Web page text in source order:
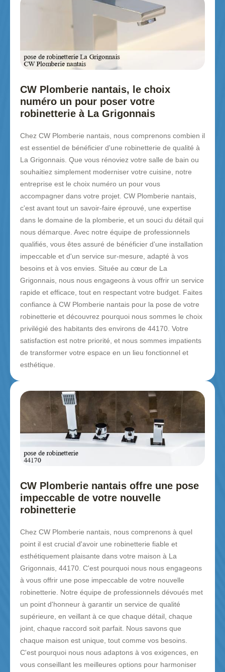
CW Plomberie nantais, le choix
numéro un pour poser votre
robinetterie à La Grigonnais
Chez CW Plomberie nantais, nous comprenons combien il
est essentiel de bénéficier d'une robinetterie de qualité à
La Grigonnais. Que vous rénoviez votre salle de bain ou
souhaitiez simplement moderniser votre cuisine, notre
entreprise est le choix numéro un pour vous
accompagner dans votre projet. CW Plomberie nantais,
c'est avant tout un savoir-faire éprouvé, une expertise
dans le domaine de la plomberie, et un souci du détail qui
nous démarque. Avec notre équipe de professionnels
qualifiés, vous êtes assuré de bénéficier d'une installation
impeccable et d'un service sur-mesure, adapté à vos
besoins et à vos envies. Située au cœur de La
Grigonnais, nous nous engageons à vous offrir un service
rapide et efficace, tout en respectant votre budget. Faites
confiance à CW Plomberie nantais pour la pose de votre
robinetterie et découvrez pourquoi nous sommes le choix
privilégié des habitants des environs de 44170. Votre
satisfaction est notre priorité, et nous sommes impatients
de transformer votre espace en un lieu fonctionnel et
esthétique.
CW Plomberie nantais offre une pose
impeccable de votre nouvelle
robinetterie
Chez CW Plomberie nantais, nous comprenons à quel
point il est crucial d'avoir une robinetterie fiable et
esthétiquement plaisante dans votre maison à La
Grigonnais, 44170. C'est pourquoi nous nous engageons
à vous offrir une pose impeccable de votre nouvelle
robinetterie. Notre équipe de professionnels dévoués met
un point d'honneur à garantir un service de qualité
supérieure, en veillant à ce que chaque détail, chaque
joint, chaque raccord soit parfait. Nous savons que
chaque maison est unique, tout comme vos besoins.
C'est pourquoi nous nous adaptons à vos exigences, en
vous conseillant les meilleures options pour harmoniser